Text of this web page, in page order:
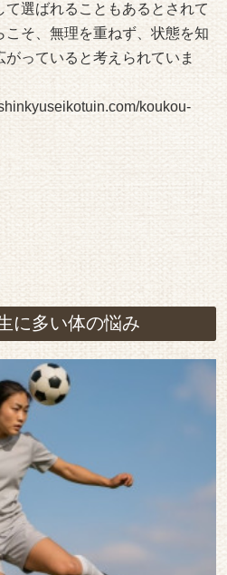
選ばれることもあるとされて
そ、無理を重ねず、状態を知
っていると考えられていま
koukou-
に多い体の悩み